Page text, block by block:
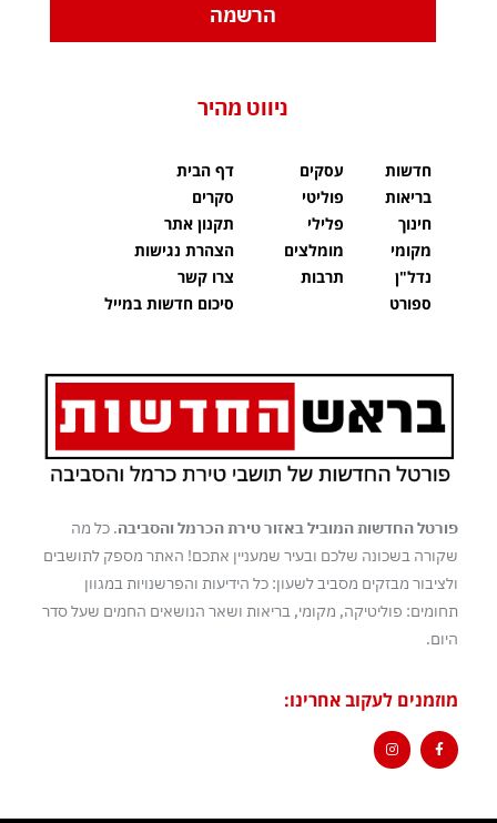
הרשמה
ניווט מהיר
חדשות
בריאות
חינוך
מקומי
נדל"ן
ספורט
עסקים
פוליטי
פלילי
מומלצים
תרבות
דף הבית
סקרים
תקנון אתר
הצהרת נגישות
צרו קשר
סיכום חדשות במייל
פורטל החדשות המוביל באזור טירת הכרמל והסביבה. כל מה
שקורה בשכונה שלכם ובעיר שמעניין אתכם! האתר מספק לתושבים
ולציבור מבזקים מסביב לשעון: כל הידיעות והפרשנויות במגוון
תחומים: פוליטיקה, מקומי, בריאות ושאר הנושאים החמים שעל סדר
היום.
מוזמנים לעקוב אחרינו: